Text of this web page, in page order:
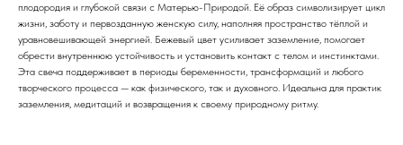
плодородия и глубокой связи с Матерью-Природой. Её образ символизирует цикл
жизни, заботу и первозданную женскую силу, наполняя пространство тёплой и
уравновешивающей энергией. Бежевый цвет усиливает заземление, помогает
обрести внутреннюю устойчивость и установить контакт с телом и инстинктами.
Эта свеча поддерживает в периоды беременности, трансформаций и любого
творческого процесса — как физического, так и духовного. Идеальна для практик
заземления, медитаций и возвращения к своему природному ритму.